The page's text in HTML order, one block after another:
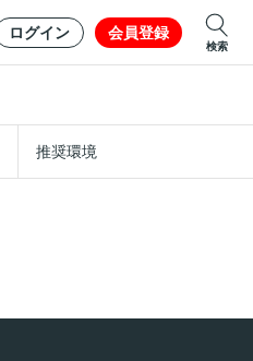
ログイン 会員登録
検索
推奨環境